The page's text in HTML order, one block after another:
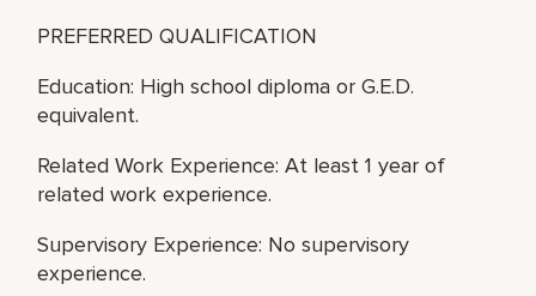
PREFERRED QUALIFICATION
Education: High school diploma or G.E.D.
equivalent.
Related Work Experience: At least 1 year of
related work experience.
Supervisory Experience: No supervisory
experience.